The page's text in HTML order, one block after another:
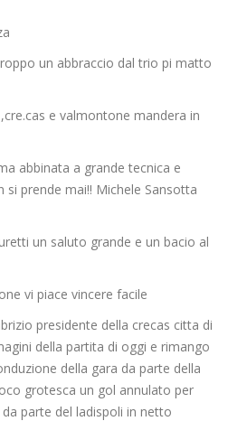
un abbraccio dal trio pi matto
e valmontone mandera in
abbinata a grande tecnica e
si prende mai!! Michele Sansotta
un saluto grande e un bacio al
vi piace vincere facile
presidente della crecas citta di
della partita di oggi e rimango
della gara da parte della
grotesca un gol annulato per
parte del ladispoli in netto